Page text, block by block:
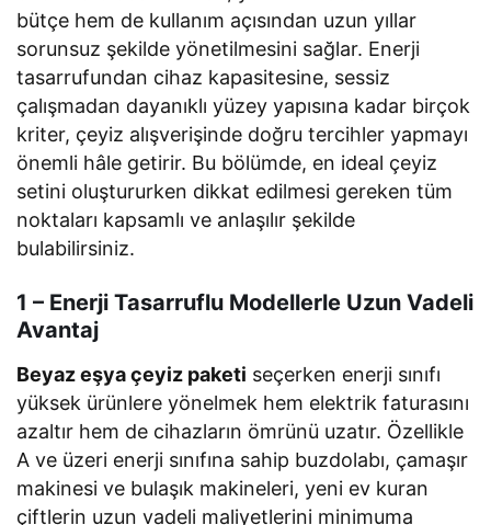
bütçe hem de kullanım açısından uzun yıllar
sorunsuz şekilde yönetilmesini sağlar. Enerji
tasarrufundan cihaz kapasitesine, sessiz
çalışmadan dayanıklı yüzey yapısına kadar birçok
kriter, çeyiz alışverişinde doğru tercihler yapmayı
önemli hâle getirir. Bu bölümde, en ideal çeyiz
setini oluştururken dikkat edilmesi gereken tüm
noktaları kapsamlı ve anlaşılır şekilde
bulabilirsiniz.
1 – Enerji Tasarruflu Modellerle Uzun Vadeli
Avantaj
Beyaz eşya çeyiz paketi seçerken enerji sınıfı
yüksek ürünlere yönelmek hem elektrik faturasını
azaltır hem de cihazların ömrünü uzatır. Özellikle
A ve üzeri enerji sınıfına sahip buzdolabı, çamaşır
makinesi ve bulaşık makineleri, yeni ev kuran
çiftlerin uzun vadeli maliyetlerini minimuma